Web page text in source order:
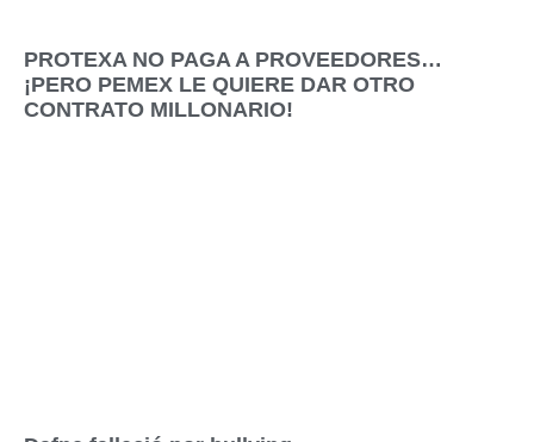
PROTEXA NO PAGA A PROVEEDORES…
¡PERO PEMEX LE QUIERE DAR OTRO
CONTRATO MILLONARIO!